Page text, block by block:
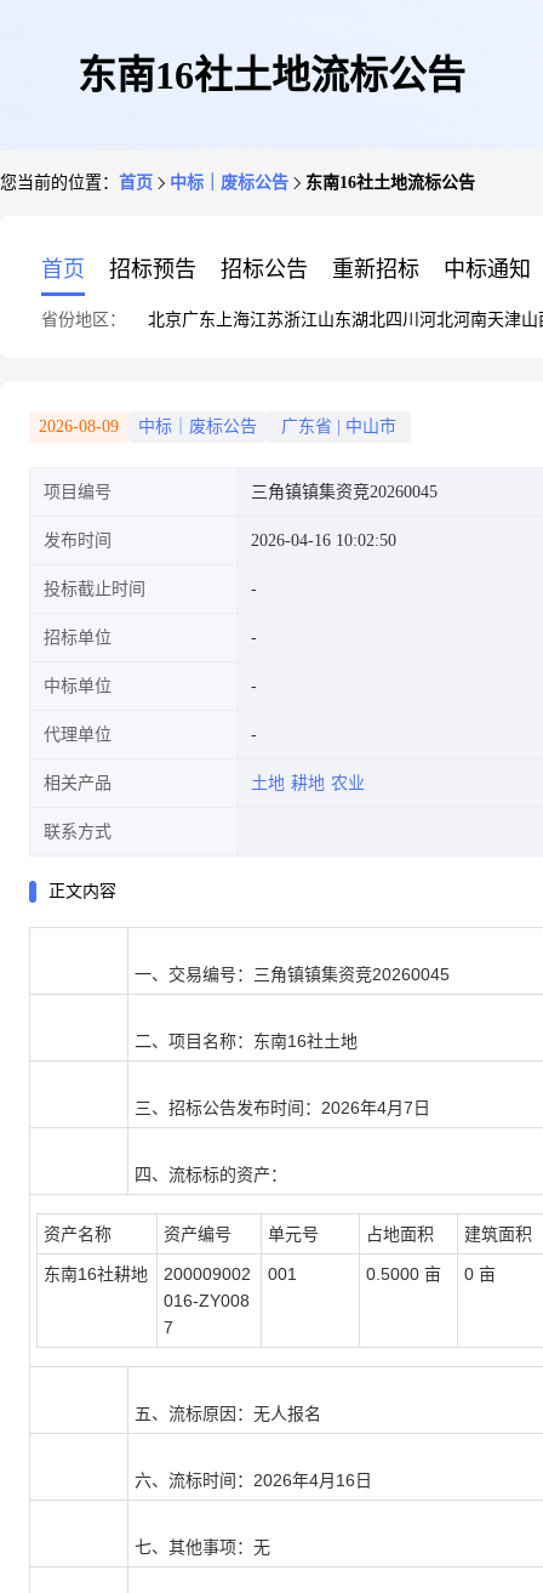
东南16社土地流标公告
您当前的位置： 首页 中标｜废标公告 东南16社土地流标公告
首页 招标预告 招标公告 重新招标 中标通知
省份地区： 北京广东 上海江苏浙江山东湖北四川 河北河南天津山
2026-08-09 中标｜废标公告 广东省 中山市
项目编号 三角镇镇集资竞20260045
发布时间 2026-04-16 10:02:50
投标截止时间
招标单位
中标单位
代理单位
相关产品 土地 耕地 农业
联系方式
正文内容
一、交易编号： 三角镇镇集资竞20260045
二、项目名称： 东南16社土地
三、招标公告发布时间： 2026年4月7日
四、流标标的资产：
资产名称 资产编号 单元号 占地面积 建筑面积
东南16社耕地
200009002
016-ZY008
7
001 0.5000 亩 0 亩
五、流标原因： 无人报名
六、流标时间： 2026年4月16日
七、其他事项： 无